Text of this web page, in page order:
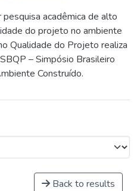
acadêmica de alto
do projeto no ambiente
Qualidade do Projeto realiza
– Simpósio Brasileiro
Construído.
Back to results